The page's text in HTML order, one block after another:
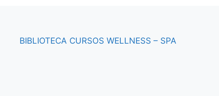
BIBLIOTECA CURSOS WELLNESS – SPA